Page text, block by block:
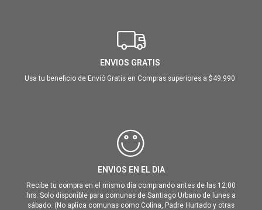
ENVIOS GRATIS
Usa tu beneficio de Envió Gratis en Compras superiores a $49.990
ENVIOS EN EL DIA
Recibe tu compra en el mismo día comprando antes de las 12:00
hrs. Solo disponible para comunas de Santiago Urbano de lunes a
sábado. (No aplica comunas como Colina, Padre Hurtado y otras